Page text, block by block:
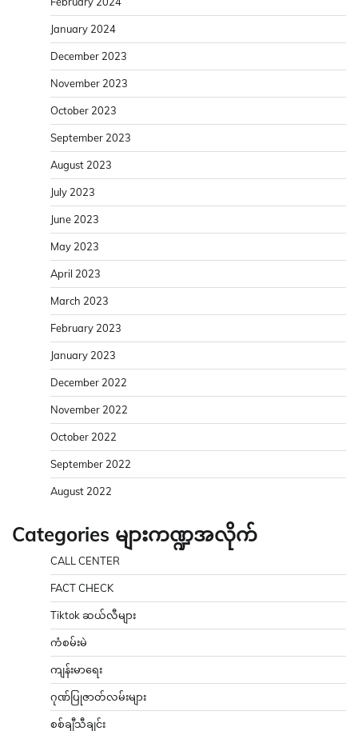
January 2024
December 2023
November 2023
October 2023
September 2023
August 2023
July 2023
June 2023
May 2023
April 2023
March 2023
February 2023
January 2023
December 2022
November 2022
October 2022
September 2022
August 2022
Categories များကဏ္ဍအလိုက်
CALL CENTER
FACT CHECK
Tiktok ဆယ်လီများ
ကံစမ်းမဲ
ကျန်းမာရေး
ဂုဏ်ပြုဇာတ်လမ်းများ
စစ်ချီသီချင်း